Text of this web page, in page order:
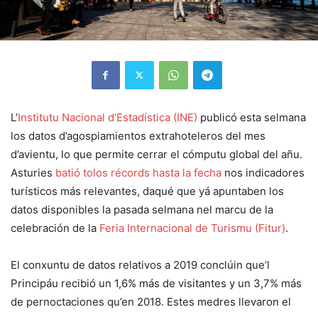
L’Institutu Nacional d’Estadística (INE) publicó esta selmana
los datos d’agospiamientos extrahoteleros del mes
d’avientu, lo que permite cerrar el cómputu global del añu.
Asturies batió tolos récords hasta la fecha nos indicadores
turísticos más relevantes, daqué que yá apuntaben los
datos disponibles la pasada selmana nel marcu de la
celebración de la Feria Internacional de Turismu (Fitur).
El conxuntu de datos relativos a 2019 conclúin que’l
Principáu recibió un 1,6% más de visitantes y un 3,7% más
de pernoctaciones qu’en 2018. Estes medres llevaron el